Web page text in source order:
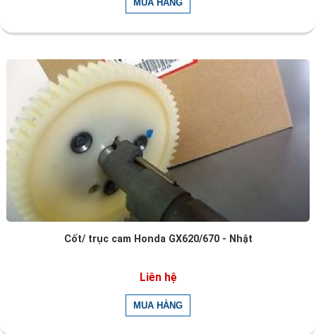
Cốt/ trục cam Honda GX620/670 - Nhật
Liên hệ